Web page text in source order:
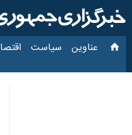
عناوین‌ سیاست اقتصاد